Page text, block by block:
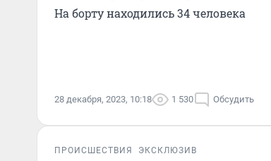
На борту находились 34 человека
28 декабря, 2023, 10:18 1 530 Обсудить
ПРОИСШЕСТВИЯ ЭКСКЛЮЗИВ